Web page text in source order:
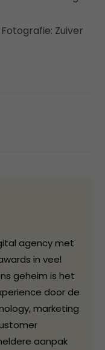
Zuiver
agency met
in veel
geheim is het
door de
marketing
aanpak